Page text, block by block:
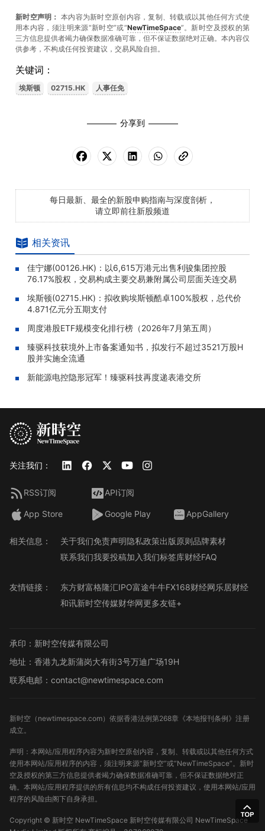
新时空声明： 本内容为新时空原创内容，复制、转载或以其他任何方式使
用本内容，须注明来源“新时空”或“NewTimeSpace”。新时空及授权的第
三方信息提供者竭力确保数据准确可靠，但不保证数据绝对正确。本內容仅
供参考，不构成任何投资建议，交易风险自担。
关键词：
埃斯顿 02715.HK 人事任免
分享到
每日最新、最全的新股申购指南与深度剖析，
请立即前往新股频道
相关资讯
佳宁娜(00126.HK)：以6,615万港元出售利骏集团控股
76.17%股权，交易构成主要交易兼附属公司层面关连交易
埃斯顿(02715.HK)：拟收购埃斯顿酷卓100%股权，总代价
4.871亿元分五期支付
周度港股ETF规模变化排行榜（2026年7月第五周）
臻驱科技获境外上市备案通知书，拟发行不超过3521万股H
股并实施全流通
新能源电控隐形冠军！臻驱科技再度递表港交所
关注我们：
RSS订阅 API订阅
App Store Google Play AppGallery
相关信息： 关于我们免责声明隐私政策出版原则品牌素材
联系我们我要投稿加入我们标签库财经FAQ
友情链接： 东方财富格隆汇IPO富途牛牛FX168财经网乐居财经
和讯新时空传媒财华网更多友链+
承印：新时空传媒有限公司
地址：香港九龙新蒲岗大有街3号万迪广场19H
联系电邮：contact@newtimespace.com
新时空（ newtimespace.com）依据香港法例第268章《本地报刊条例》注册
成立。
声明：本网站/应用程序内容为新时空原创内容，复制、转载或以其他任何方式
使用本网站/应用程序的内容，须注明来源“新时空”或“NewTimeSpace”。新时
空及授权的第三方信息提供者竭力确保数据准确可靠，但不保证数据绝对正
确。本网站/应用程序提供的所有信息均不构成任何投资建议，使用本网站/应用
程序的风险由阁下自身承担。
Copyright © 新时空 NewTimeSpace 新时空传媒有限公司 NewTimeSpace